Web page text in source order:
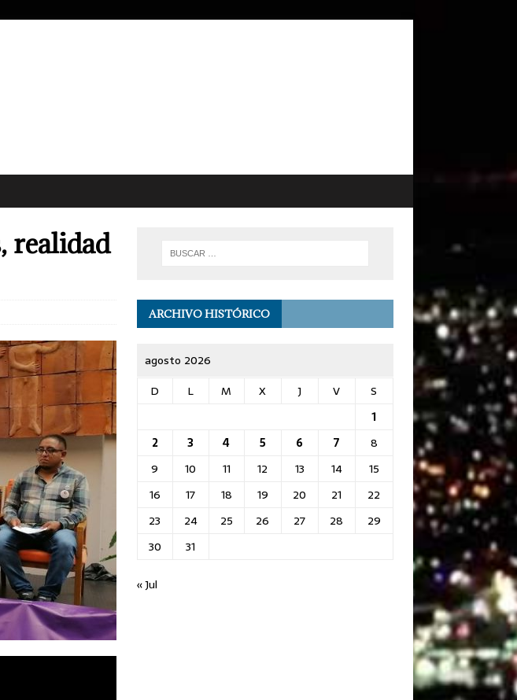
realidad
ARCHIVO HISTÓRICO
agosto 2026
D
L M X J V
S
1
2
3 4 5 6 7
8
9
10 11 12 13 14
15
16
17 18 19 20 21
22
23
24 25 26 27 28
29
30
31
« Jul